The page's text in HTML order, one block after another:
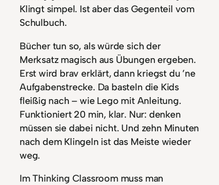
Klingt simpel. Ist aber das Gegenteil vom
Schulbuch.
Bücher tun so, als würde sich der
Merksatz magisch aus Übungen ergeben.
Erst wird brav erklärt, dann kriegst du ’ne
Aufgabenstrecke. Da basteln die Kids
fleißig nach – wie Lego mit Anleitung.
Funktioniert 20 min, klar. Nur: denken
müssen sie dabei nicht. Und zehn Minuten
nach dem Klingeln ist das Meiste wieder
weg.
Im Thinking Classroom muss man